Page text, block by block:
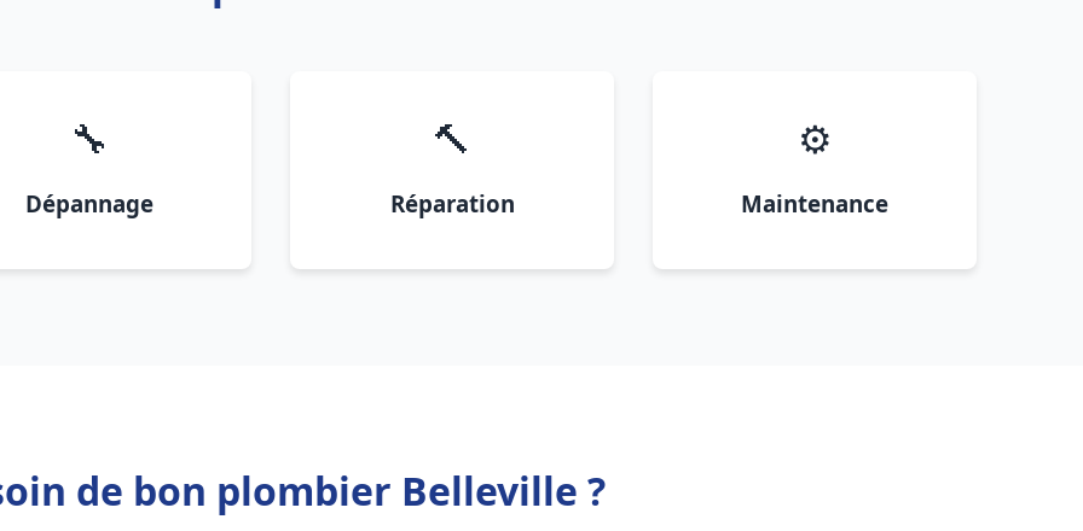
🔧
Dépannage
🔨
Réparation
⚙️
Maintenance
de bon plombier Belleville ?